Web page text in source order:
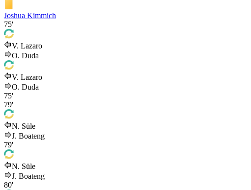
Joshua Kimmich
75'
V. Lazaro
O. Duda
V. Lazaro
O. Duda
75'
79'
N. Süle
J. Boateng
79'
N. Süle
J. Boateng
80'